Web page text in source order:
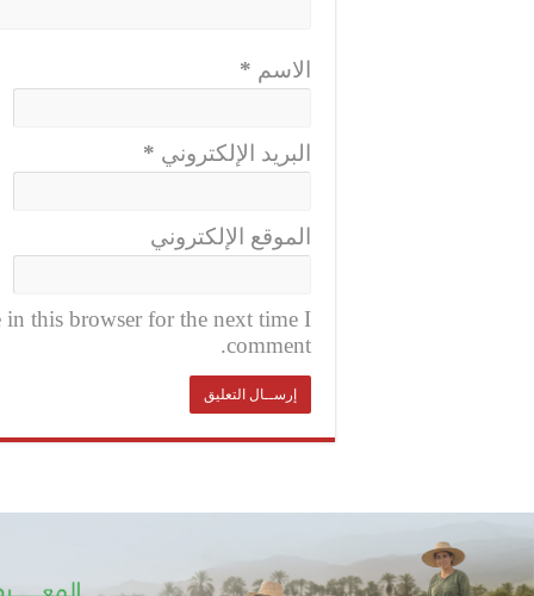
الاسم *
البريد الإلكتروني *
الموقع الإلكتروني
in this browser for the next time I
comment.